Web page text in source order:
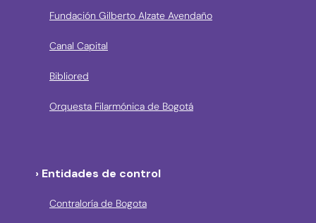
Fundación Gilberto Alzate Avendaño
Canal Capital
Bibliored
Orquesta Filarmónica de Bogotá
› Entidades de control
Contraloría de Bogota